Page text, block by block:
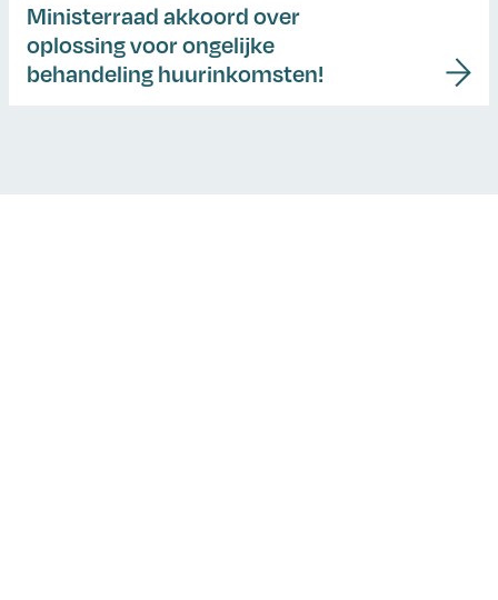
Ministerraad akkoord over
oplossing voor ongelijke
behandeling huurinkomsten!